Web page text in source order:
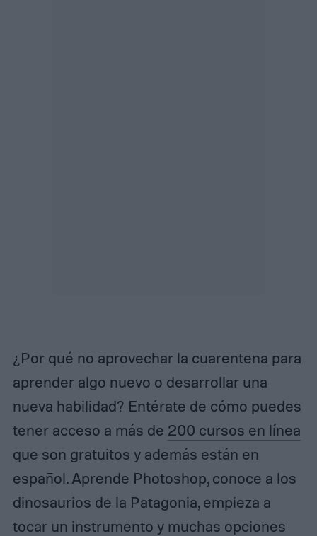
¿Por qué no aprovechar la cuarentena para
aprender algo nuevo o desarrollar una
nueva habilidad? Entérate de cómo puedes
tener acceso a más de 200 cursos en línea
que son gratuitos y además están en
español. Aprende Photoshop, conoce a los
dinosaurios de la Patagonia, empieza a
tocar un instrumento y muchas opciones